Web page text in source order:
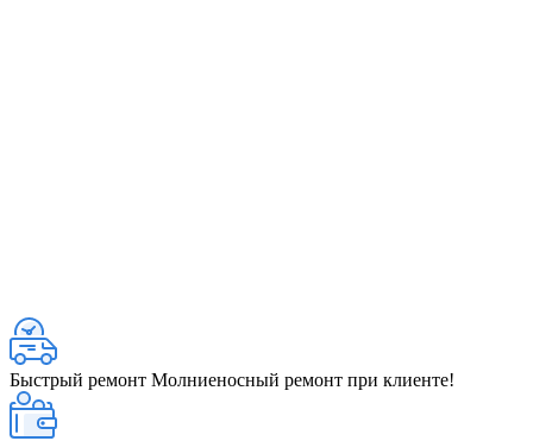
Быстрый ремонт Молниеносный ремонт при клиенте!